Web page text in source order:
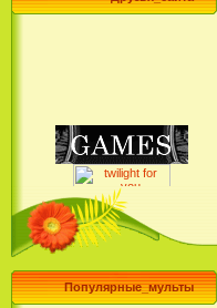
Популярные_мульты